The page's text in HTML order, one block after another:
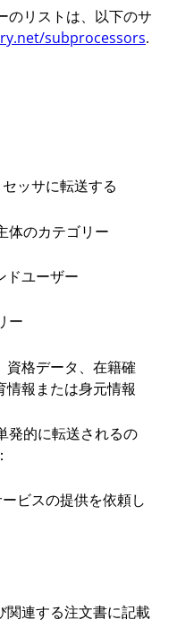
のリストは、以下のサ
subprocessors.
ッサに転送する
体のカテゴリー
ドユーザー
ー
資格データ、在籍確
報または身元情報
発的に転送されるの
ビスの提供を依頼し
関連する注文書に記載